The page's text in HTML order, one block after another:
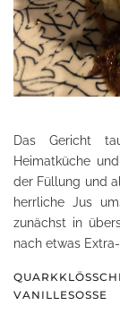
Das Gericht
Heimatküche
der Füllung und
herrliche Jus
zunächst in
nach etwas
ANILLESOSSE